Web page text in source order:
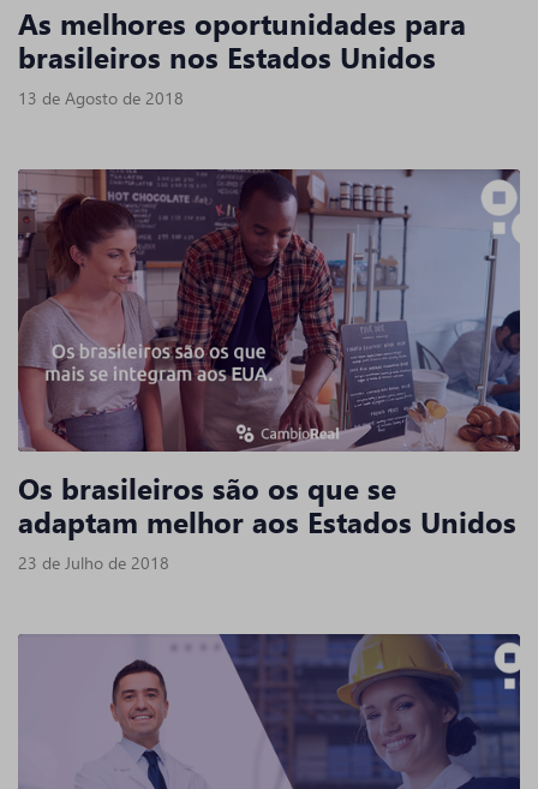
As melhores oportunidades para
brasileiros nos Estados Unidos
13 de Agosto de 2018
Os brasileiros são os que se
adaptam melhor aos Estados Unidos
23 de Julho de 2018